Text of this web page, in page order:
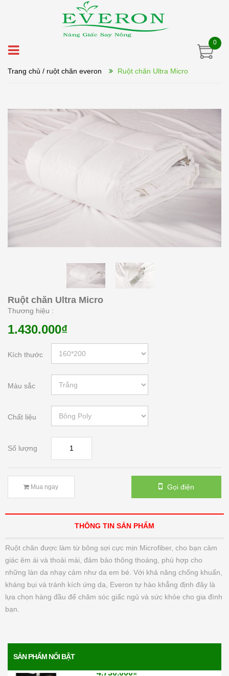
0
Trang chủ / ruột chăn everon Ruột chăn Ultra Micro
Ruột chăn Ultra Micro
Thương hiệu :
1.430.000₫
Kích thước
Màu sắc
Chất liệu
Số lượng
Mua ngay Gọi điện
THÔNG TIN SẢN PHẨM
Ruột chăn được làm từ bông sợi cực mịn Microfiber, cho bạn cảm
giác êm ái và thoải mái, đảm bảo thông thoáng, phù hợp cho
những làn da nhạy cảm như da em bé. Với khả năng chống khuẩn,
kháng bụi và tránh kích ứng da, Everon tự hào khẳng định đây là
lựa chọn hàng đầu để chăm sóc giấc ngủ và sức khỏe cho gia đình
bạn.
SẢN PHẨM NỔI BẬT
Đệm bông ép Everon
1.771.000₫
Đệm than hoạt tính Everon
4.136.000₫